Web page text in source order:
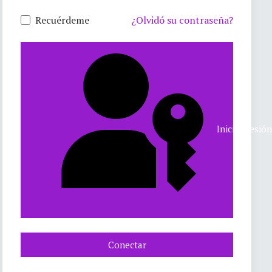
Recuérdeme ¿Olvidó su contraseña?
Iniciar
Conectar